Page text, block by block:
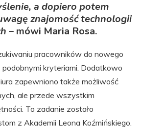
a dopiero potem
znajomość technologii
– mówi Maria Rosa.
pracowników do nowego
podobnymi kryteriami. Dodatkowo
zapewniono także możliwość
ale przede wszystkim
To zadanie zostało
z Akademii Leona Koźmińskiego.